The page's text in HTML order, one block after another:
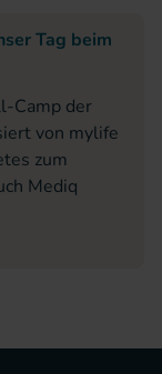
Tag beim
Camp der
von mylife
zum
Mediq